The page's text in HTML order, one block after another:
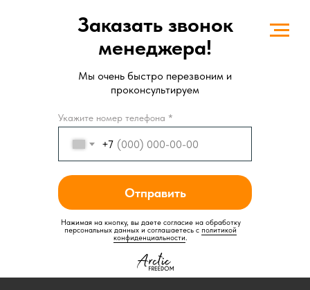
+7
Отправить
Заказать звонок
менеджера!
Мы очень быстро перезвоним и
проконсультируем
Нажимая на кнопку, вы даете согласие на обработку
персональных данных и соглашаетесь c политикой
конфиденциальности.
Укажите номер телефона *